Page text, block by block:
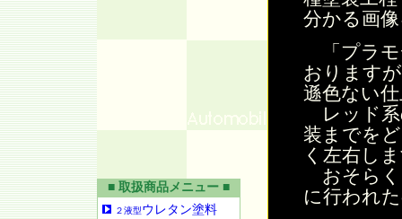
分かる画
「プラモ
おります
遜色ない
レッド系
装までを
く左右し
おそらく
に行われ
■ 取扱商品メニュー ■
２液型ウレタン塗料